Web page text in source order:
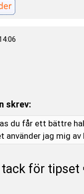
skrev:
du får ett bättre
använder jag mig
tack för tipset